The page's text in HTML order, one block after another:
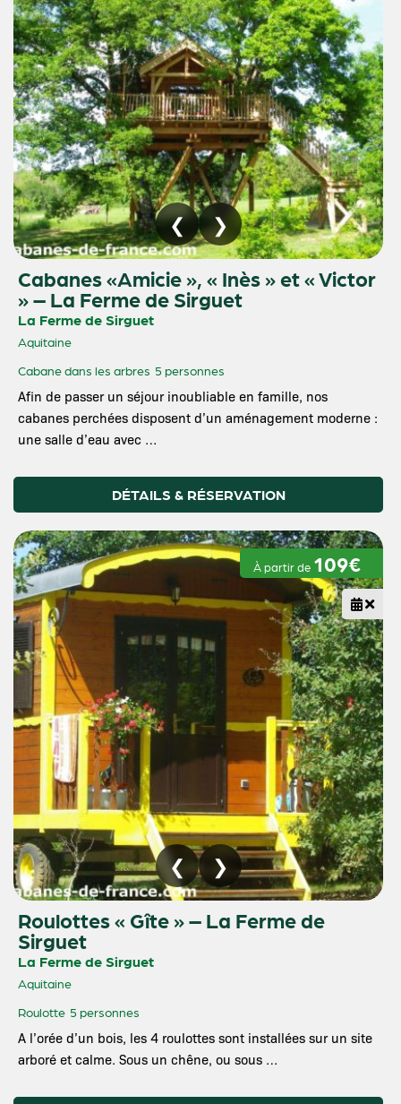
Cabanes «Amicie », « Inès » et « Victor
» – La Ferme de Sirguet
La Ferme de Sirguet
Aquitaine
Cabane dans les arbres 5 personnes
Afin de passer un séjour inoubliable en famille, nos
cabanes perchées disposent d’un aménagement moderne :
une salle d’eau avec …
DÉTAILS & RÉSERVATION
À partir de 109€
Roulottes « Gîte » – La Ferme de
Sirguet
La Ferme de Sirguet
Aquitaine
Roulotte 5 personnes
A l’orée d’un bois, les 4 roulottes sont installées sur un site
arboré et calme. Sous un chêne, ou sous …